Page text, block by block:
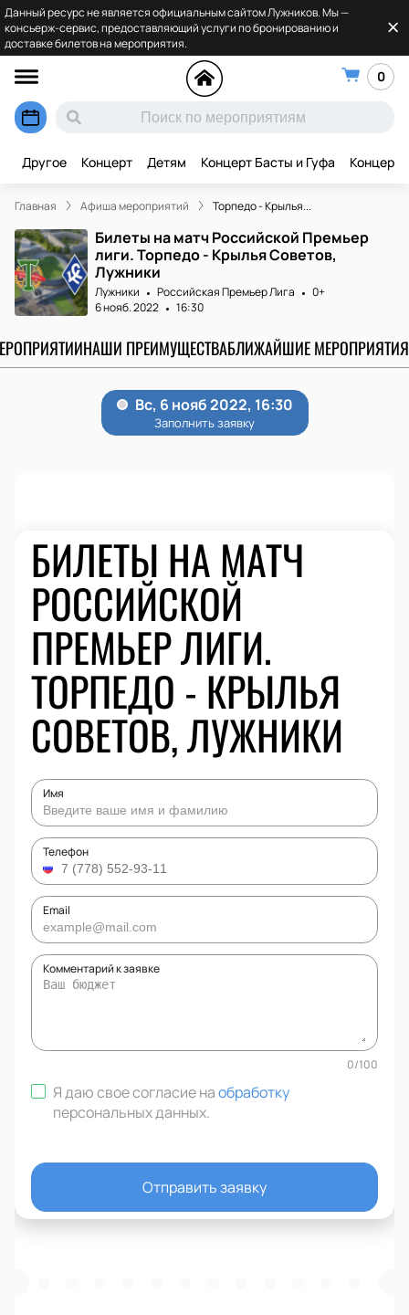
Данный ресурс не является официальным сайтом Лужников. Мы —
консьерж-сервис, предоставляющий услуги по бронированию и
доставке билетов на мероприятия.
0
Другое Концерт Детям Концерт Басты и Гуфа Концерт
Главная Афиша мероприятий Торпедо - Крылья...
Билеты на матч Российской Премьер
лиги. Торпедо - Крылья Советов,
Лужники
Лужники Российская Премьер Лига
0+
6 нояб. 2022
16:30
НАШИ ПРЕИМУЩЕСТВАБЛИЖАЙШИЕ МЕРОПРИЯТИЯ
БИЛЕТЫ НА МАТЧ
РОССИЙСКОЙ
ПРЕМЬЕР ЛИГИ.
ТОРПЕДО - КРЫЛЬЯ
СОВЕТОВ, ЛУЖНИКИ
Имя
Телефон
Email
Комментарий к заявке
0/100
Я даю свое согласие наобработку
персональных данных.
Отправить заявку